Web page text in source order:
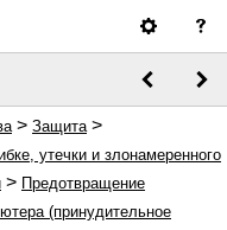
> Защита >
утечки и злонамеренного
> Предотвращение
(принудительное